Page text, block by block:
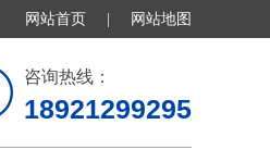
网站首页 网站地图
咨询热线：
18921299295